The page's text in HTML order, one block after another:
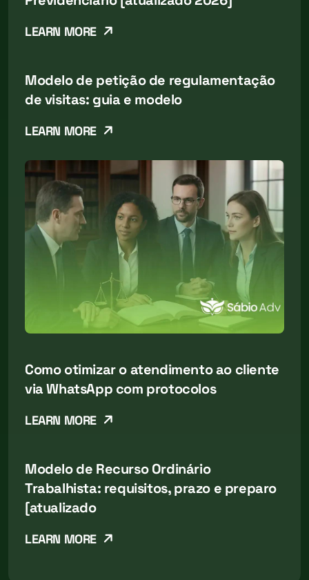
LEARN MORE
Modelo de petição de regulamentação
de visitas: guia e modelo
LEARN MORE
Como otimizar o atendimento ao cliente
via WhatsApp com protocolos
LEARN MORE
Modelo de Recurso Ordinário
Trabalhista: requisitos, prazo e preparo
[atualizado
LEARN MORE